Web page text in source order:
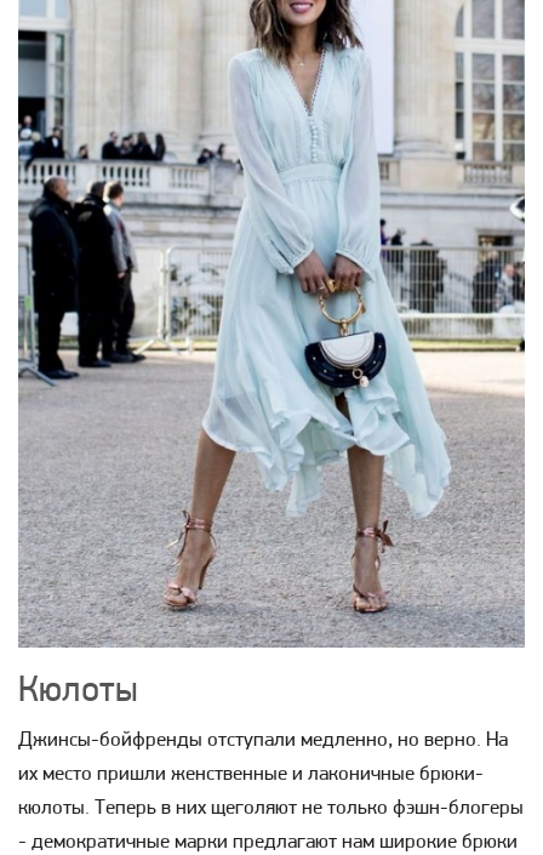
Кюлоты
Джинсы-бойфренды отступали медленно, но верно. На
их место пришли женственные и лаконичные брюки-
кюлоты. Теперь в них щеголяют не только фэшн-блогеры
- демократичные марки предлагают нам широкие брюки